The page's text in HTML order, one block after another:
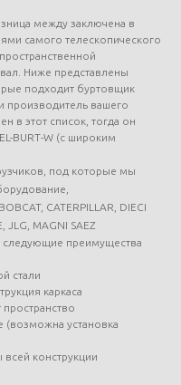
между заключена в
самого телескопического
Ниже представлены
подходит буртовщик
производитель вашего
в этот список, тогда он
BURT-W (с широким
под которые мы
CATERPILLAR, DIECI
JLG, MAGNI SAEZ
следующие преимущества
стали
каркаса
(возможна установка
конструкции